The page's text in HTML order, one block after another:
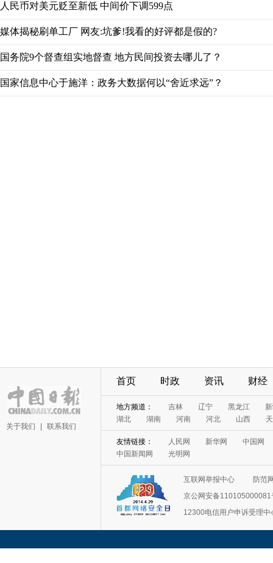
人民币对美元贬至新低 中间价下调599点
媒体揭秘刷单工厂 网友:坑爹!我看的好评都是假的?
国务院9个督查组实地督查 地方民间投资去哪儿了？
国家信息中心于施洋：政务大数据何以“舍近求远”？
关于我们 联系我们
首页 时政 资讯 财经
地方频道： 吉林 辽宁 黑龙江
湖北
湖南 河南 河北 山西
友情链接： 人民网 新华网
中国网
中国新闻网
光明网
互联网举报中心
防范
京公网安备110105000081
12300电信用户申诉受理中